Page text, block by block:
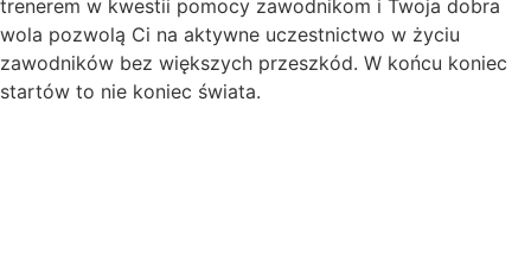
trenerem w kwestii pomocy zawodnikom i Twoja dobra
wola pozwolą Ci na aktywne uczestnictwo w życiu
zawodników bez większych przeszkód. W końcu koniec
startów to nie koniec świata.